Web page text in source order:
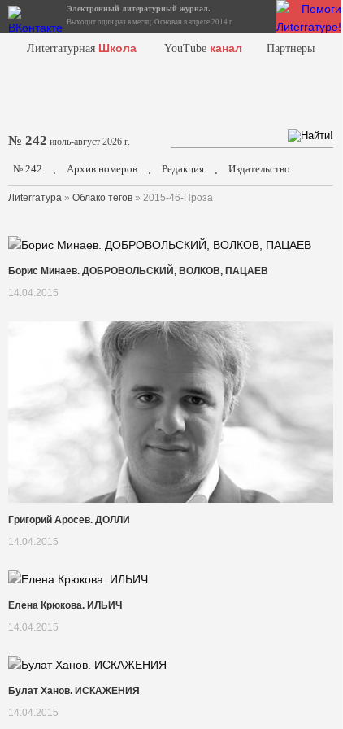
Электронный литературный журнал.
Выходит один раз в месяц. Основан в апреле 2014 г.
Лиterraтурная Школа YouTube канал Партнеры
№ 242 июль-август 2026 г.
№ 242 . Архив номеров . Редакция . Издательство
Лиterraтура » Облако тегов » 2015-46-Проза
Борис Минаев. ДОБРОВОЛЬСКИЙ, ВОЛКОВ, ПАЦАЕВ
14.04.2015
Григорий Аросев. ДОЛЛИ
14.04.2015
Елена Крюкова. ИЛЬИЧ
14.04.2015
Булат Ханов. ИСКАЖЕНИЯ
14.04.2015